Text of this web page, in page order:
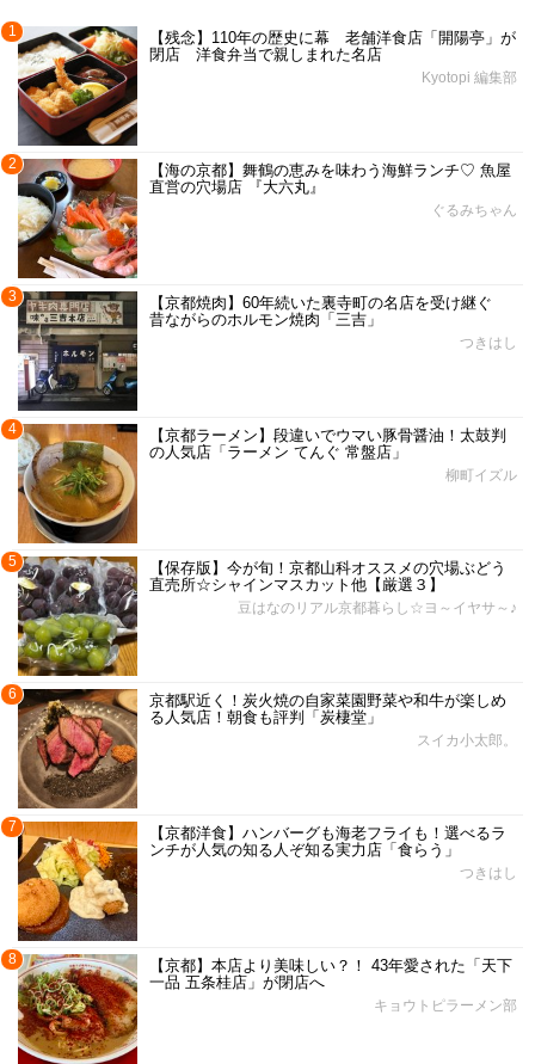
1
【残念】110年の歴史に幕 老舗洋食店「開陽亭」が
閉店 洋食弁当で親しまれた名店
Kyotopi 編集部
2
【海の京都】舞鶴の恵みを味わう海鮮ランチ♡ 魚屋
直営の穴場店 『大六丸』
ぐるみちゃん
3
【京都焼肉】60年続いた裏寺町の名店を受け継ぐ
昔ながらのホルモン焼肉「三吉」
つきはし
4
【京都ラーメン】段違いでウマい豚骨醤油！太鼓判
の人気店「ラーメン てんぐ 常盤店」
柳町イズル
5
【保存版】今が旬！京都山科オススメの穴場ぶどう
直売所☆シャインマスカット他【厳選３】
豆はなのリアル京都暮らし☆ヨ～イヤサ～♪
6
京都駅近く！炭火焼の自家菜園野菜や和牛が楽しめ
る人気店！朝食も評判「炭棲堂」
スイカ小太郎。
7
【京都洋食】ハンバーグも海老フライも！選べるラ
ンチが人気の知る人ぞ知る実力店「食らう」
つきはし
8
【京都】本店より美味しい？！ 43年愛された「天下
一品 五条桂店」が閉店へ
キョウトピラーメン部